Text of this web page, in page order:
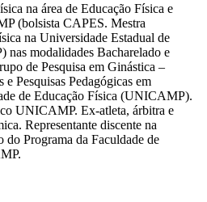
na área de Educação Física e
(bolsista CAPES. Mestra
na Universidade Estadual de
modalidades Bacharelado e
de Pesquisa em Ginástica –
Pesquisas Pedagógicas em
de Educação Física (UNICAMP).
UNICAMP. Ex-atleta, árbitra e
Representante discente na
do Programa da Faculdade de